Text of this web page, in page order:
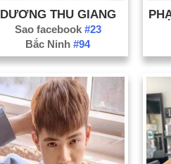
DƯƠNG THU GIANG
Sao facebook #23
Bắc Ninh#94